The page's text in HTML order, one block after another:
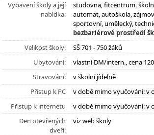
Vybavení školy a její
nabídka:
studovna, fitcentrum,
automat, autoškola,
sportovní, umělecký,
bezbariérové prostředí
Velikost školy:
SŠ 701 - 750 žáků
Ubytování:
vlastní DM/intern., cena
Stravování:
v školní jídelně
Přístup k PC
v době mimo vyučování: v
Přístup k internetu
v době mimo vyučování: v
Den otevřených
dveří:
viz web školy